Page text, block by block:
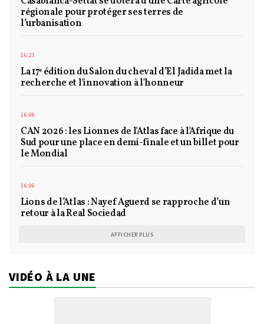
régionale pour protéger ses terres de
l’urbanisation
16:23
La 17ᵉ édition du Salon du cheval d’El Jadida met la
recherche et l'innovation à l'honneur
16:09
CAN 2026 : les Lionnes de l'Atlas face à l'Afrique du
Sud pour une place en demi-finale et un billet pour
le Mondial
16:06
Lions de l’Atlas : Nayef Aguerd se rapproche d’un
retour à la Real Sociedad
AFFICHER PLUS
VIDÉO À LA UNE